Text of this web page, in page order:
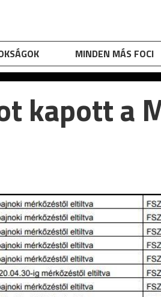
MINDEN MÁS FOCI
kapott a